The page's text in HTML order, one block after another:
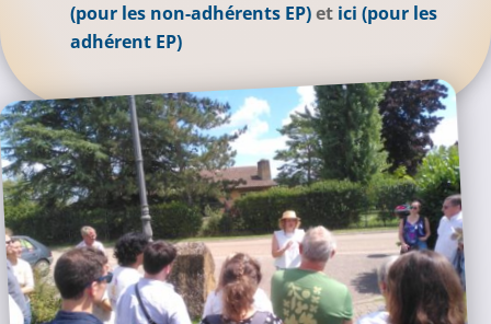
(pour les non-adhérents EP)et ici (pour les
adhérent EP)